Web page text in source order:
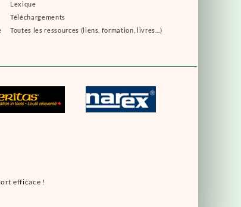
Lexique
Téléchargements
Toutes les ressources (liens, formation, livres...)
efficace !